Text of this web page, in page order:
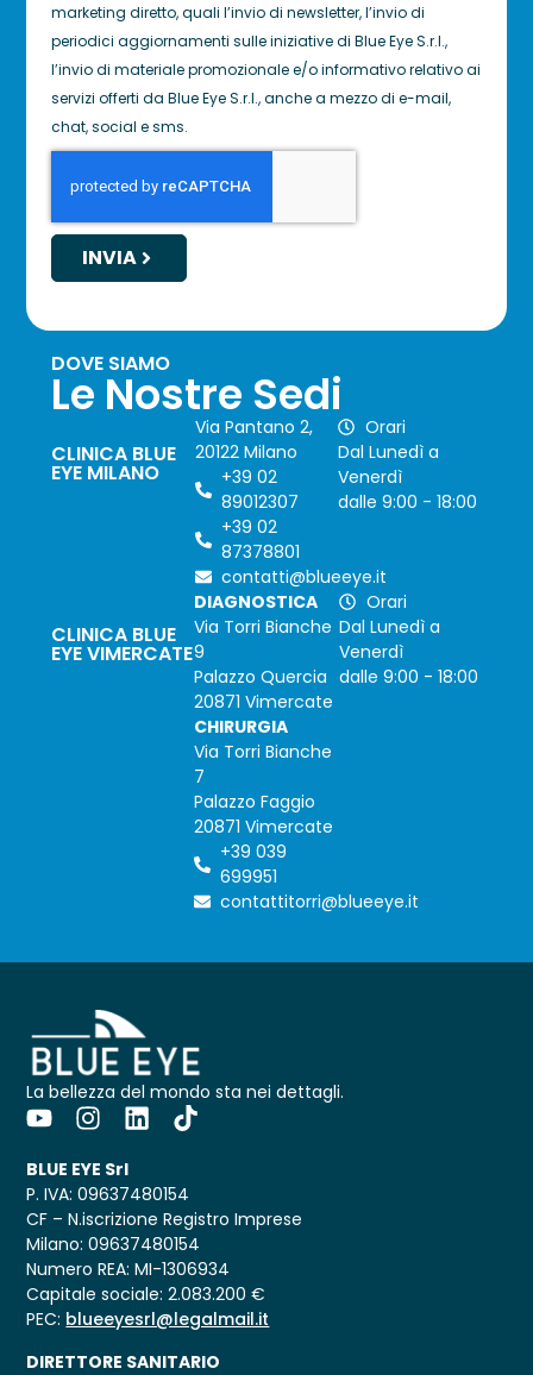
marketing diretto, quali l’invio di newsletter, l’invio di
periodici aggiornamenti sulle iniziative di Blue Eye S.r.l.,
l’invio di materiale promozionale e/o informativo relativo ai
servizi offerti da Blue Eye S.r.l., anche a mezzo di e-mail,
chat, social e sms.
INVIA
DOVE SIAMO
Le Nostre Sedi
CLINICA BLUE
EYE MILANO
Via Pantano 2,
20122 Milano
+39 02
89012307
+39 02
87378801
contatti@blueeye.it
Orari
Dal Lunedì a
Venerdì
dalle 9:00 - 18:00
CLINICA BLUE
EYE VIMERCATE
DIAGNOSTICA
Via Torri Bianche
9
Palazzo Quercia
20871 Vimercate
CHIRURGIA
Via Torri Bianche
7
Palazzo Faggio
20871 Vimercate
+39 039
699951
contattitorri@blueeye.it
Orari
Dal Lunedì a
Venerdì
dalle 9:00 - 18:00
La bellezza del mondo sta nei dettagli.
BLUE EYE Srl
P. IVA: 09637480154
CF – N.iscrizione Registro Imprese
Milano: 09637480154
Numero REA: MI-1306934
Capitale sociale: 2.083.200 €
PEC: blueeyesrl@legalmail.it
DIRETTORE SANITARIO